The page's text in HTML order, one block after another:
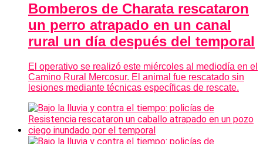
Bomberos de Charata rescataron
un perro atrapado en un canal
rural un día después del temporal
El operativo se realizó este miércoles al mediodía en el
Camino Rural Mercosur. El animal fue rescatado sin
lesiones mediante técnicas específicas de rescate.